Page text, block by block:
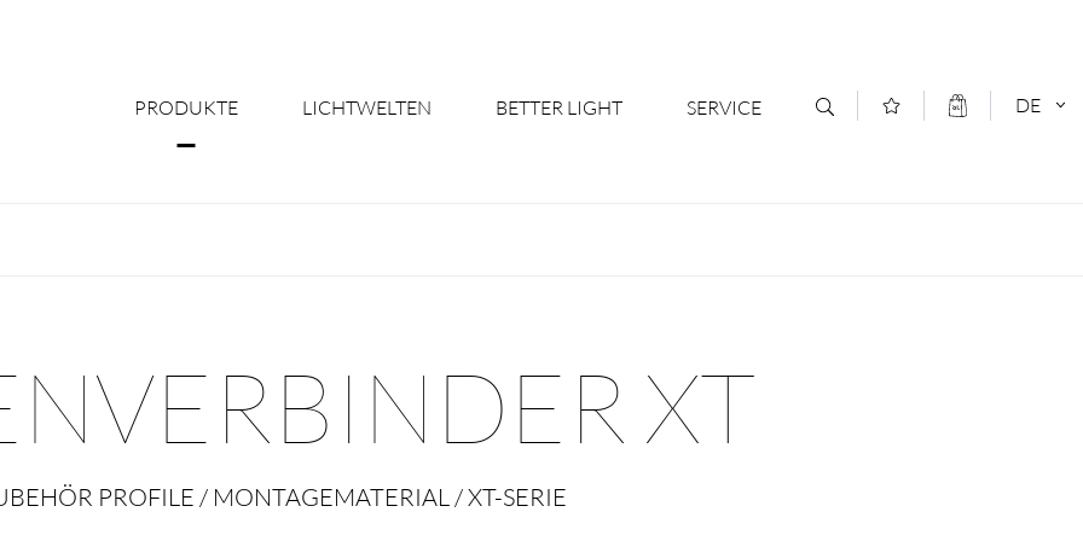
PRODUKTE LICHTWELTEN BETTER LIGHT
Licht nach Maß - Ihr Mehrwert
SERVICE
Downloads & Formulare
DE
XT
PROFILE / MONTAGEMATERIAL / XT-SERIE